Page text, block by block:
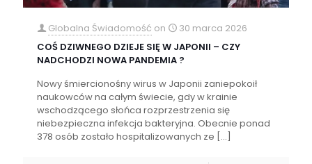
Globalna Świadomość on
30 marca 2026
COŚ DZIWNEGO DZIEJE SIĘ W JAPONII – CZY
NADCHODZI NOWA PANDEMIA ?
Nowy śmiercionośny wirus w Japonii zaniepokoił
naukowców na całym świecie, gdy w krainie
wschodzącego słońca rozprzestrzenia się
niebezpieczna infekcja bakteryjna. Obecnie ponad
378 osób zostało hospitalizowanych ze […]